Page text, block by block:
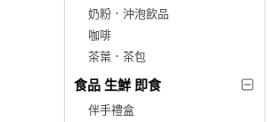
奶粉．沖泡飲品
咖啡
茶葉．茶包
食品 生鮮 即食
伴手禮盒